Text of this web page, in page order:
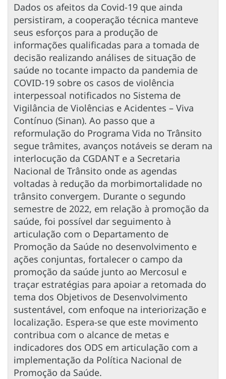
Dados os afeitos da Covid-19 que ainda
persistiram, a cooperação técnica manteve
seus esforços para a produção de
informações qualificadas para a tomada de
decisão realizando análises de situação de
saúde no tocante impacto da pandemia de
COVID-19 sobre os casos de violência
interpessoal notificados no Sistema de
Vigilância de Violências e Acidentes – Viva
Contínuo (Sinan). Ao passo que a
reformulação do Programa Vida no Trânsito
segue trâmites, avanços notáveis se deram na
interlocução da CGDANT e a Secretaria
Nacional de Trânsito onde as agendas
voltadas à redução da morbimortalidade no
trânsito convergem. Durante o segundo
semestre de 2022, em relação à promoção da
saúde, foi possível dar seguimento à
articulação com o Departamento de
Promoção da Saúde no desenvolvimento e
ações conjuntas, fortalecer o campo da
promoção da saúde junto ao Mercosul e
traçar estratégias para apoiar a retomada do
tema dos Objetivos de Desenvolvimento
sustentável, com enfoque na interiorização e
localização. Espera-se que este movimento
contribua com o alcance de metas e
indicadores dos ODS em articulação com a
implementação da Política Nacional de
Promoção da Saúde.